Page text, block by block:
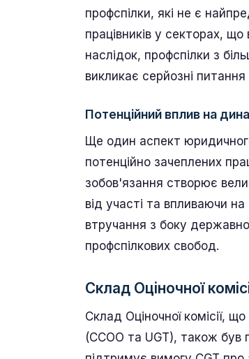
профспілки, які не є
працівників у секторах,
наслідок, профспілки з
викликає серйозні
Потенційний вплив на
Ще один аспект
потенційно зачеплених
зобов'язання створює
від участі та впливаючи
втручання з боку
профспілкових свобод.
Склад Оціночної
Склад Оціночної комісії,
(CCOO та UGT), також був